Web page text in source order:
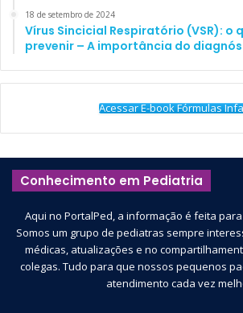
18 de setembro de 2024
Vírus Sincicial Respiratório (VSR): o
prevenir – A importância do
Acessar E-book Fórmulas
Conhecimento em Pediatria
Aqui no PortalPed, a informação é feita
Somos um grupo de pediatras sempre
médicas, atualizações e no
colegas. Tudo para que nossos pequenos
atendimento cada vez